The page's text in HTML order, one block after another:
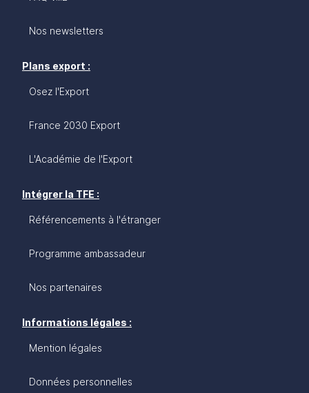
Nos newsletters
Plans export :
Osez l'Export
France 2030 Export
L'Académie de l'Export
Intégrer la TFE :
Référencements à l'étranger
Programme ambassadeur
Nos partenaires
Informations légales :
Mention légales
Données personnelles